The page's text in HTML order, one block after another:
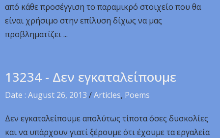
από κάθε προσέγγιση το παραμικρό στοιχείο που θα
είναι χρήσιμο στην επίλυση δίχως να μας
προβληματίζει ...
13234 - Δεν εγκαταλείπουμε
Date : August 26, 2013 /Articles, Poems
Δεν εγκαταλείπουμε απολύτως τίποτα όσες δυσκολίες
και να υπάρχουν γιατί ξέρουμε ότι έχουμε τα εργαλεία